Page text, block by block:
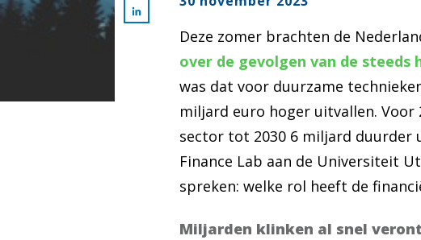
Deze zomer brachten de
over de gevolgen van de
was dat voor duurzame
miljard euro hoger uitvallen.
sector tot 2030 6 miljard duurder
Finance Lab aan de Universiteit
spreken: welke rol heeft de
Miljarden klinken al snel